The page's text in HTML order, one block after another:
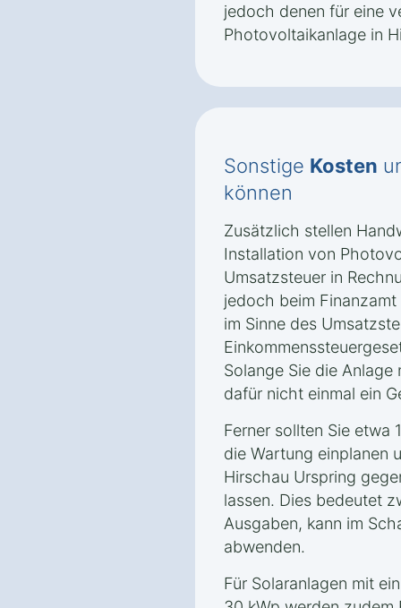
jedoch denen für eine
Photovoltaikanlage in
Sonstige Kosten
können
Zusätzlich stellen
Installation von
Umsatzsteuer in
jedoch beim
im Sinne des
Solange Sie die
dafür nicht einmal ein
Ferner sollten Sie etwa
die Wartung einplanen
Hirschau Urspring
lassen. Dies bedeutet
Ausgaben, kann im
abwenden.
Für Solaranlagen mit